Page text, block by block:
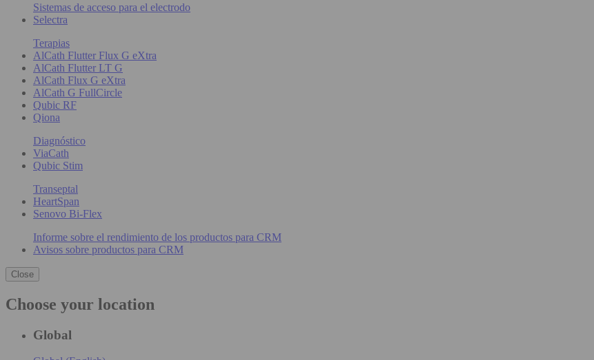
Sistemas de acceso para el electrodo
Selectra
Terapias
AlCath Flutter Flux G eXtra
AlCath Flutter LT G
AlCath Flux G eXtra
AlCath G FullCircle
Qubic RF
Qiona
Diagnóstico
ViaCath
Qubic Stim
Transeptal
HeartSpan
Senovo Bi-Flex
Informe sobre el rendimiento de los productos para CRM
Avisos sobre productos para CRM
Close
Choose your location
Global